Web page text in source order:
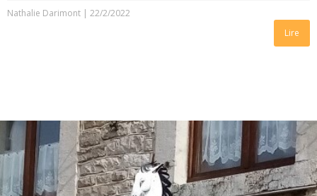
Nathalie Darimont | 22/2/2022
Lire